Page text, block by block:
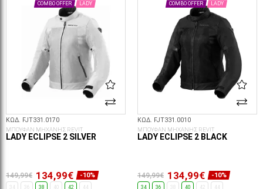
COMBO OFFER LADY
ΚΩΔ. FJT331.0170
ΜΠΟΥΦΑΝ ΜΗΧΑΝΗΣ REVIT
LADY ECLIPSE 2 SILVER
149,99€ 134,99€ -10%
34 36 38 40 42 44
COMBO OFFER LADY
ΚΩΔ. FJT331.0010
ΜΠΟΥΦΑΝ ΜΗΧΑΝΗΣ REVIT
LADY ECLIPSE 2 BLACK
149,99€ 134,99€ -10%
34 36 38 40 42 44